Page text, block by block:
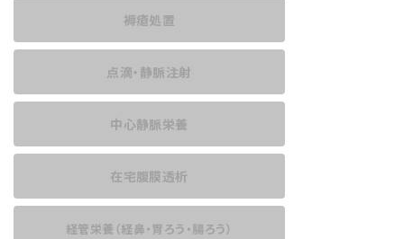
褥瘡処置
点滴・静脈注射
中心静脈栄養
在宅腹膜透析
経管栄養 （経鼻・胃ろう・腸ろう）